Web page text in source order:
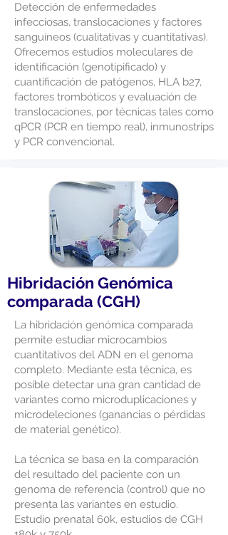
Detección de enfermedades
infecciosas, translocaciones y factores
sanguíneos (cualitativas y cuantitativas).
Ofrecemos estudios moleculares de
identificación (genotipificado) y
cuantificación de patógenos, HLA b27,
factores trombóticos y evaluación de
translocaciones, por técnicas tales como
qPCR (PCR en tiempo real), inmunostrips
y PCR convencional.
Hibridación Genómica
comparada (CGH)
La hibridación genómica comparada
permite estudiar microcambios
cuantitativos del ADN en el genoma
completo. Mediante esta técnica, es
posible detectar una gran cantidad de
variantes como microduplicaciones y
microdeleciones (ganancias o pérdidas
de material genético).
La técnica se basa en la comparación
del resultado del paciente con un
genoma de referencia (control) que no
presenta las variantes en estudio.
Estudio prenatal 60k, estudios de CGH